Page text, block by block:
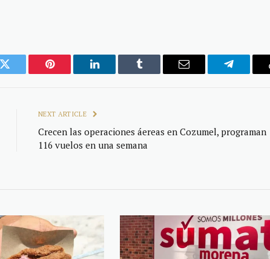
Twitter Pinterest LinkedIn Tumblr Email Telegram
NEXT ARTICLE
Crecen las operaciones áereas en Cozumel, programan
116 vuelos en una semana